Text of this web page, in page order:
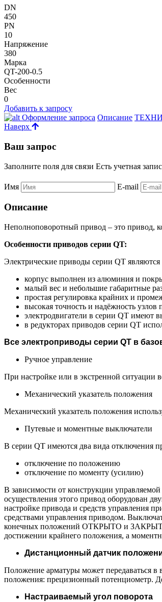
DN
450
PN
10
Напряжение
380
Марка
QT-200-0.5
Особенности
Вес
0
Добавить к запросу
Оформление запроса Описание
Наверх
Ваш запрос
Заполните поля для связи Есть учетная
Имя E-mail
Описание
Неполноповоротный привод – это привод,
Особенности приводов серии QT:
Электрические приводы серии QT
корпус выполнен из алюминия и
малый вес и небольшие габаритные
простая регулировка крайних и
высокая точность и надёжность узлов
электродвигатели в серии QT имеют
в редукторах приводов серии QT
Все электроприводы серии QT в
Ручное управление
При настройке или в экстренной ситуации
Механический указатель положения
Механический указатель положения
Путевые и моментные выключатели
В серии QT имеются два вида отключения
отключение по положению
отключение по моменту (усилию)
В зависимости от конструкции
осуществления этого привод оборудован
настройке привода и средств управления
средствами управления приводом.
конечных положений ОТКРЫТО и
достижении крайнего положения, а
Дистанционный датчик
Положение арматуры может передаваться в
положения: прецизионный потенциометр.
Настраиваемый угол поворота